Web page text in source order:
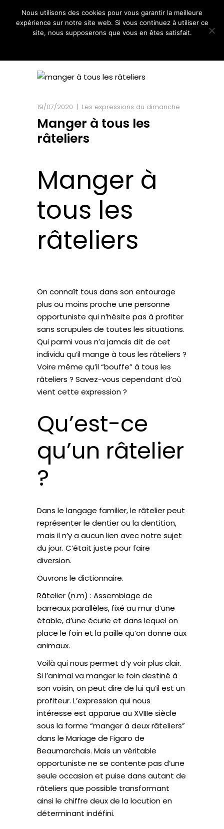
19/07/2020 Les expressions du dimanche
Manger à tous les
râteliers
Manger à
tous les
râteliers
On connaît tous dans son entourage
plus ou moins proche une personne
opportuniste qui n’hésite pas à profiter
sans scrupules de toutes les situations.
Qui parmi vous n’a jamais dit de cet
individu qu’il mange à tous les râteliers ?
Voire même qu’il “bouffe” à tous les
râteliers ? Savez-vous cependant d’où
vient cette expression ?
Qu’est-ce
qu’un râtelier
?
Dans le langage familier, le râtelier peut
représenter le dentier ou la dentition,
mais il n’y a aucun lien avec notre sujet
du jour. C’était juste pour faire
diversion.
Ouvrons le dictionnaire.
Râtelier (n.m) : Assemblage de
barreaux parallèles, fixé au mur d’une
étable, d’une écurie et dans lequel on
place le foin et la paille qu’on donne aux
animaux.
Voilà qui nous permet d’y voir plus clair.
Si l’animal va manger le foin destiné à
son voisin, on peut dire de lui qu’il est un
profiteur. L’expression qui nous
intéresse est apparue au XVIIIe siècle
sous la forme “manger à deux râteliers”
dans le Mariage de Figaro de
Beaumarchais. Mais un véritable
opportuniste ne se contente pas d’une
seule occasion et puise dans autant de
râteliers que possible transformant
ainsi le chiffre deux de la locution en
déterminant indéfini.
Nous utilisons des cookies pour vous garantir la meilleure
expérience sur notre site web. Si vous continuez à utiliser ce
site, nous supposerons que vous en êtes satisfait.